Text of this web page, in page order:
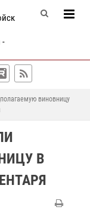
-
виновницу
В